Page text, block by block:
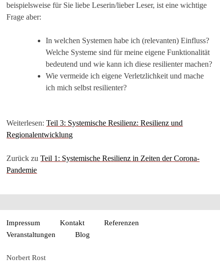
beispielsweise für Sie liebe Leserin/lieber Leser, ist eine wichtige
Frage aber:
In welchen Systemen habe ich (relevanten) Einfluss?
Welche Systeme sind für meine eigene Funktionalität
bedeutend und wie kann ich diese resilienter machen?
Wie vermeide ich eigene Verletzlichkeit und mache
ich mich selbst resilienter?
Weiterlesen:Teil 3: Systemische Resilienz: Resilienz und
Regionalentwicklung
Zurück zuTeil 1: Systemische Resilienz in Zeiten der Corona-
Pandemie
Impressum Kontakt
Referenzen
Veranstaltungen
Blog
Norbert Rost